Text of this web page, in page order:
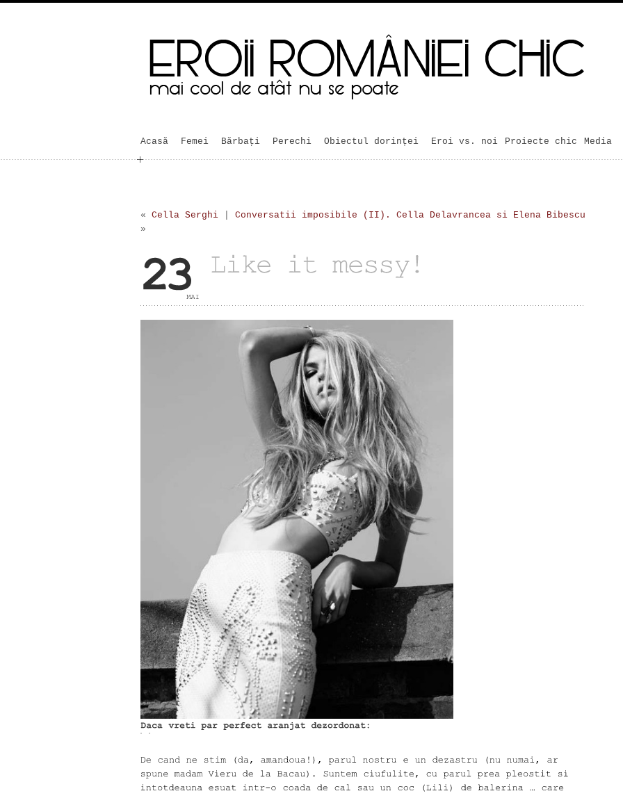
Acasă Femei Bărbaţi Perechi Obiectul dorinței Eroi vs. noi Proiecte chic Media
« Cella Serghi
Conversatii imposibile (II). Cella Delavrancea si Elena Bibescu
»